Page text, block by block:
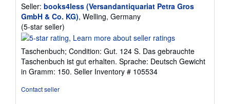
Seller: books4less (Versandantiquariat Petra Gros
GmbH & Co. KG), Welling, Germany
(5-star seller)
rating
out
of
5
Taschenbuch; Condition: Gut. 124 S. Das gebrauchte
Taschenbuch ist gut erhalten. Sprache: Deutsch Gewicht
in Gramm: 150. Seller Inventory # 105534
Contact seller